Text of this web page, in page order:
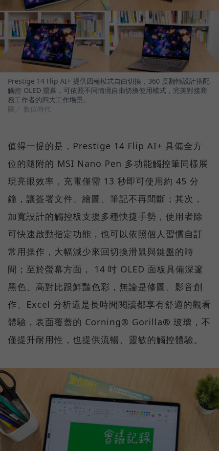
Prestige 14 Flip AI+ 提供四種模式自由切換，360 度翻轉設計搭配
觸控 OLED 螢幕，可依照不同情境自由切換使用模式，完美對接商
務工作者的四大工作場景。
圖／ 數位時代
值得一提的是，Prestige 14 Flip AI+ 具備全方
位的隨附的 MSI Nano Pen 多功能觸控筆同樣展
現亮眼效率，充電僅需 13 秒即可使用約 45 分
鐘，讓簽署文件、繪圖、筆記不再間斷；其次，
加寬設計的觸控板支援多種快捷手勢，使用者除
可快速啟動指定功能，也可以依照個人習慣自訂
常用操作，大幅減少來回切換滑鼠與鍵盤的時
間；至於螢幕方面， 14 吋 OLED 面板具備深邃
黑色、高對比跟鮮豔色彩，無論是修圖、影音創
作、Excel 分析還是長時間閱讀都享有舒適的觀看
體驗，表面覆蓋的 Corning® Gorilla® 玻璃，不
僅提升耐用性，也提供流暢、靈敏的觸控體驗。